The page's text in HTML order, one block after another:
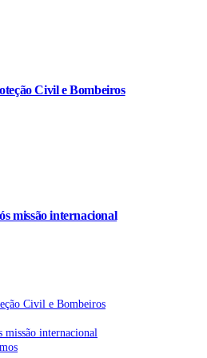
Civil e Bombeiros
missão internacional
Civil e Bombeiros
internacional